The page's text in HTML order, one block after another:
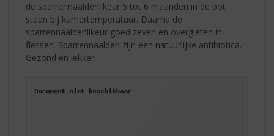
de sparrennaaldenlikeur 5 tot 6 maanden in de pot
staan bij kamertemperatuur. Daarna de
sparrennaaldenlikeur goed zeven en overgieten in
flessen. Sparrennaalden zijn een natuurlijke antibiotica.
Gezond en lekker!